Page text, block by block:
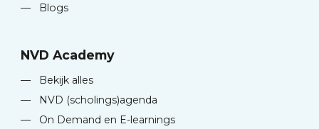
—
Blogs
NVD Academy
—
Bekijk alles
—
NVD (scholings)agenda
—
On Demand en E-learnings